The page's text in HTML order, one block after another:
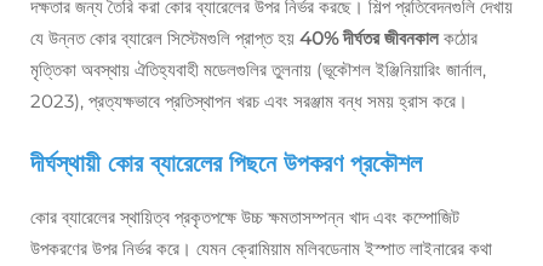
দক্ষতার জন্য তৈরি করা কোর ব্যারেলের উপর নির্ভর করছে। শিল্প প্রতিবেদনগুলি দেখায়
যে উন্নত কোর ব্যারেল সিস্টেমগুলি প্রাপ্ত হয় 40% দীর্ঘতর জীবনকালকঠোর
মৃত্তিকা অবস্থায় ঐতিহ্যবাহী মডেলগুলির তুলনায় (ভূকৌশল ইঞ্জিনিয়ারিং জার্নাল,
2023), প্রত্যক্ষভাবে প্রতিস্থাপন খরচ এবং সরঞ্জাম বন্ধ সময় হ্রাস করে।
দীর্ঘস্থায়ী কোর ব্যারেলের পিছনে উপকরণ প্রকৌশল
কোর ব্যারেলের স্থায়িত্ব প্রকৃতপক্ষে উচ্চ ক্ষমতাসম্পন্ন খাদ এবং কম্পোজিট
উপকরণের উপর নির্ভর করে। যেমন ক্রোমিয়াম মলিবডেনাম ইস্পাত লাইনারের কথা